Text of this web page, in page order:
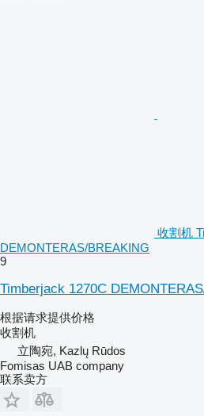
收割机
DEMONTERAS/BREAKING
9
Timberjack 1270C
根据请求提供价格
收割机
立陶宛, Kazlų Rūdos
Fomisas UAB company
联系卖方